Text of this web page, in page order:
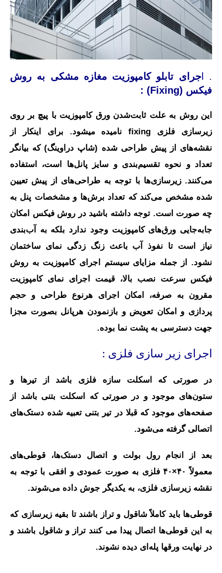
. اجرای تابلو کامپوزیت مغازه مشکی به روش
فیکس (Fixing) :
این روش به علت ثابت‌شدن ورق کامپوزیت با پیچ بر روی
زیرسازی فلزی fixing نامیده میشود. برای اینکار از
نقشه‌های از پیش طراحی شده (شاپ دراوینگ) که بیانگر
تعداد و نحوه تقسیم‌بندی و سایز پانل‌ها است، استفاده
می‌کنند. زیرسازی‌ها با توجه به طراحی‌های از پیش تعیین
شده مشخص می‌کند که تعداد برش‌ها و مشخصات پنل به
چه صورت است. توجه داشته باشید در روش فیکس امکان
جابه‌جایی ورق‌های کامپوزیت وجود ندارد بلکه به آب‌بندی
نیاز است تا نفوذ آب باعث زنگ‌ زدگی نمای ساختمان
نشود. از جمله مزایای سیستم اجرای کامپوزیت به روش
فیکس سرعت نصب بالا، قیمت اجرای نمای کامپوزیت
مقرون به صرفه، امکان اجرای هرنوع طراحی و حجم
پردازی و امکان تعویض و بازنمودن هرپانل بصورت مجزا
جهت دسترسی به پشت نما بوده.
اجرای زیر سازی فلزی :
در صورتی که اسکلت سازه فلزی باشد از تیرها و
ستون‌های موجود و در صورتی که اسکلت بتنی باشد از
صفحه‌های موجود که قبلا در تیر بتنی تعبیه شده دستک‌های
اتصالی گرفته می‌شود.
بعد از انجام رول بولت و اتصال دستک‌ها، قوطی‌های
معمولاً ۴۰×۴۰ فلزی به صورت عمودی و افقی با توجه به
نقشه زیرسازی فلزی، به یکدیگر جوش داده می‌شوند.
قوطی‌ها باید کاملاً شاقول و تراز باشند تا بقیه زیرسازی که
به این قوطی‌ها اتصال پیدا می کنند تراز و شاقول باشند و
در نهایت ورقها پله‌ای دیده نشوند.